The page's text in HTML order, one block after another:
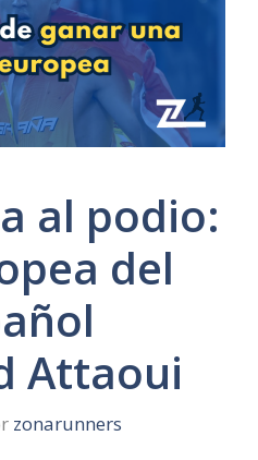
al podio:
del
Attaoui
zonarunners